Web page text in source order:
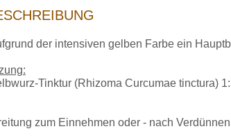
der intensiven gelben Farbe ein
Tinktur (Rhizoma Curcumae tinctura)
zum Einnehmen oder - nach